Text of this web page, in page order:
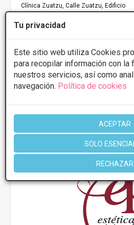
Tu privacidad
Este sitio web utiliza Cookies
para recopilar información con la
nuestros servicios, así como
navegación. Política de cookies
ACEPTAR
SOLO
RECHAZAR
Clínica Zuatzu, Calle Zuatzu, Edificio
Europa, Donosti San Sebastián
Presupuestos con5% de
CONSULTAR/CITA/